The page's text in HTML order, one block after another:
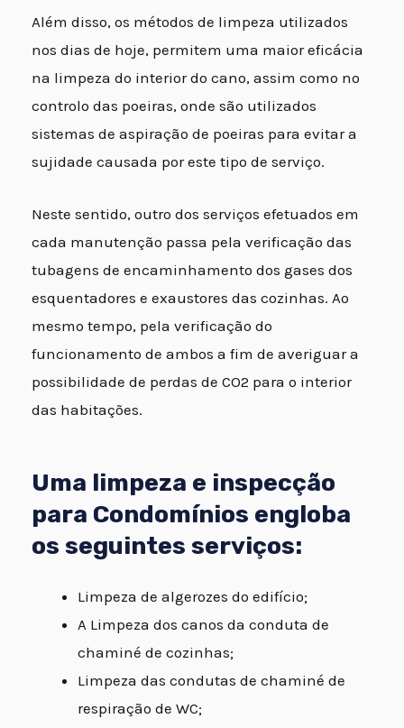
Além disso, os métodos de limpeza utilizados
nos dias de hoje, permitem uma maior eficácia
na limpeza do interior do cano, assim como no
controlo das poeiras, onde são utilizados
sistemas de aspiração de poeiras para evitar a
sujidade causada por este tipo de serviço.
Neste sentido, outro dos serviços efetuados em
cada manutenção passa pela verificação das
tubagens de encaminhamento dos gases dos
esquentadores e exaustores das cozinhas. Ao
mesmo tempo, pela verificação do
funcionamento de ambos a fim de averiguar a
possibilidade de perdas de CO2 para o interior
das habitações.
Uma limpeza e inspecção
para Condomínios engloba
os seguintes serviços:
Limpeza de algerozes do edifício;
A Limpeza dos canos da conduta de
chaminé de cozinhas;
Limpeza das condutas de chaminé de
respiração de WC;